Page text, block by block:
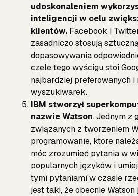
udoskonaleniem
inteligencji w celu
klientów. Facebook i
zasadniczo stosują
dopasowywania
czele tego wyścigu stoi
najbardziej preferowanych i
wyszukiwarek.
IBM stworzył
nazwie Watson. Jednym z
związanych z tworzeniem
programowanie, które
móc zrozumieć pytania w
popularnych języków i
tymi pytaniami w czasie
jest taki, że obecnie